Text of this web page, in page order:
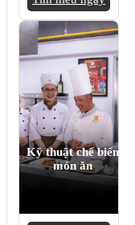
Kỹ thuật chế biến
món ăn